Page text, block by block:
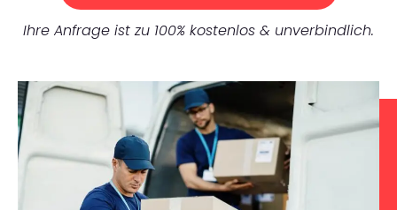
Ihre Anfrage ist zu 100% kostenlos & unverbindlich.